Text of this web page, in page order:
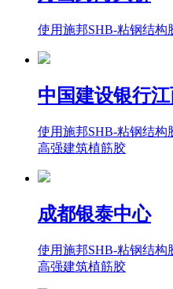
使用施邦SHB-粘钢结构
中国建设银行
使用施邦SHB-粘钢结构
高强建筑植筋胶
成都银泰中心
使用施邦SHB-粘钢结构
高强建筑植筋胶